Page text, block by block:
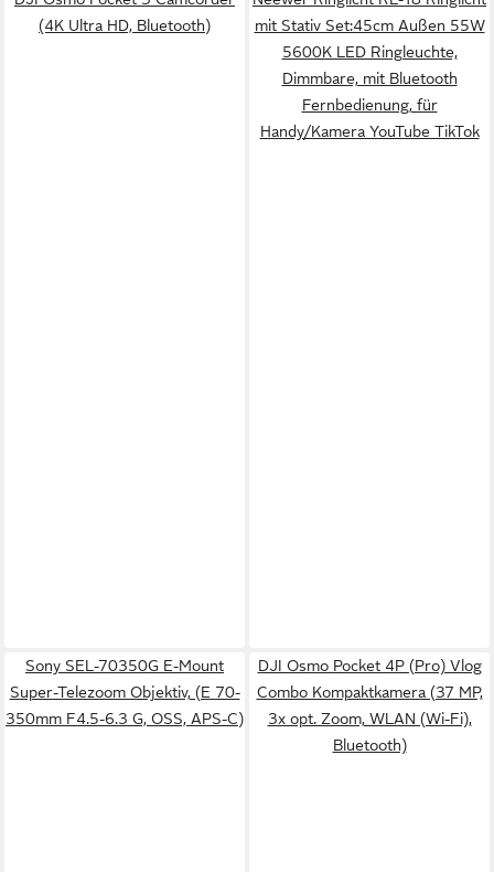
(4K Ultra HD, Bluetooth)
mit Stativ Set:45cm Außen 55W
5600K LED Ringleuchte,
Dimmbare, mit Bluetooth
Fernbedienung, für
Handy/Kamera YouTube TikTok
Sony SEL-70350G E-Mount
Super-Telezoom Objektiv, (E 70-
350mm F4.5-6.3 G, OSS, APS-C)
DJI Osmo Pocket 4P (Pro) Vlog
Combo Kompaktkamera (37 MP,
3x opt. Zoom, WLAN (Wi-Fi),
Bluetooth)